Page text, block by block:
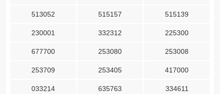
513052 515157 515139
230001 332312 225300
677700 253080 253008
253709 253405 417000
033214 635763 334611